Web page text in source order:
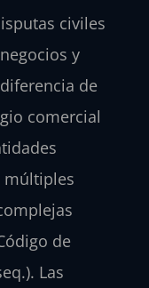
civiles
y
de
comercial
múltiples
de
Las